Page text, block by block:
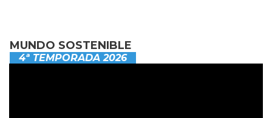
MUNDO SOSTENIBLE
4ª TEMPORADA 2026